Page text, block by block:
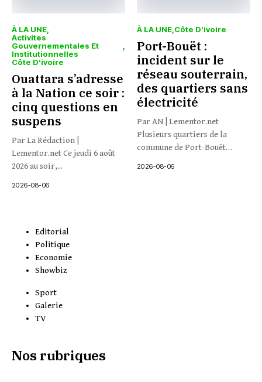
À LA UNE
Activites
Gouvernementales Et
Institutionnelles
Côte D’ivoire
Ouattara s’adresse
à la Nation ce soir :
cinq questions en
suspens
Par La Rédaction |
Lementor.net Ce jeudi 6 août
2026 au soir,...
2026-08-06
À LA UNE Côte D’ivoire
Port-Bouët :
incident sur le
réseau souterrain,
des quartiers sans
électricité
Par AN | Lementor.net
Plusieurs quartiers de la
commune de Port-Bouët
2026-08-06
Editorial
Politique
Economie
Showbiz
Sport
Galerie
TV
Nos rubriques